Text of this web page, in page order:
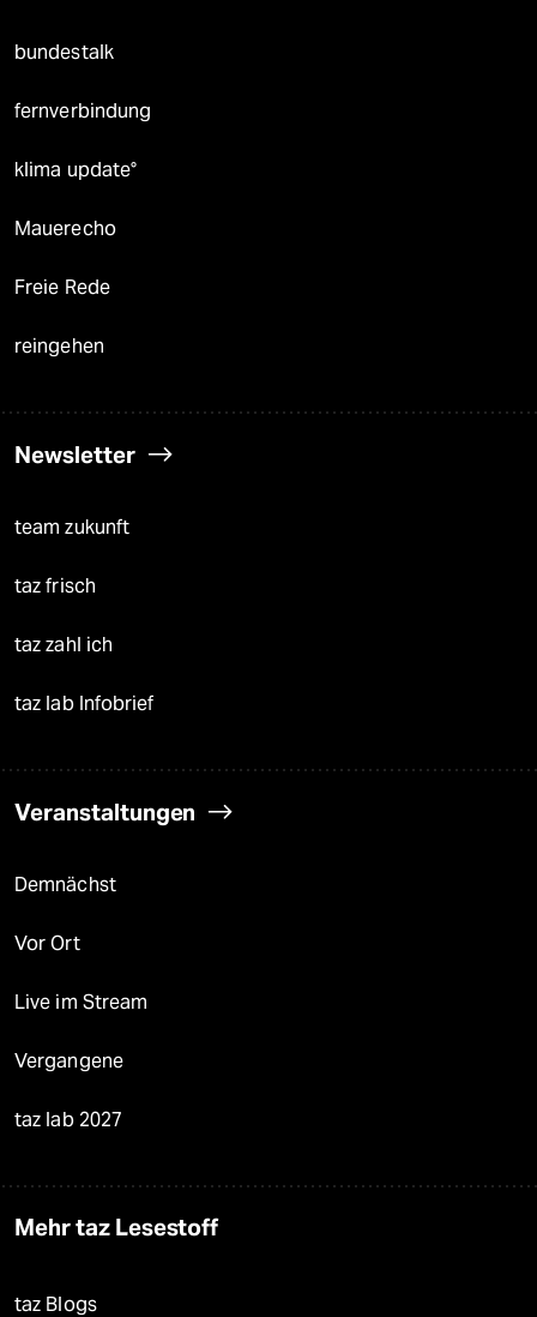
bundestalk
fernverbindung
klima update°
Mauerecho
Freie Rede
reingehen
Newsletter
team zukunft
taz frisch
taz zahl ich
taz lab Infobrief
Veranstaltungen
Demnächst
Vor Ort
Live im Stream
Vergangene
taz lab 2027
Mehr taz Lesestoff
taz Blogs